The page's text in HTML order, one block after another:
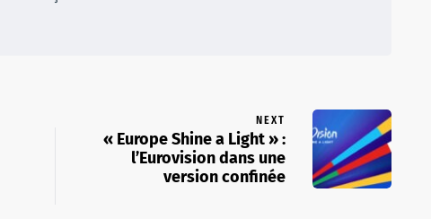
NEXT
« Europe Shine a Light » :
l’Eurovision dans une
version confinée